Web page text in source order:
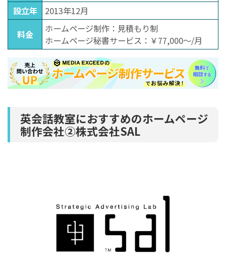
設立年
2013年12月
料金
ホームページ制作：見積もり制
ホームページ秘書サービス：￥77,000～/月
英会話教室におすすめのホームページ
制作会社②株式会社SAL